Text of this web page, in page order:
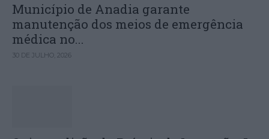
Município de Anadia garante
manutenção dos meios de emergência
médica no...
30 DE JULHO, 2026